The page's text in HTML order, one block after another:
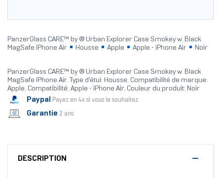
PanzerGlass CARE™ by ® Urban Explorer Case Smokey w. Black
MagSafe iPhone Air
Housse Apple Apple - iPhone Air Noir
PanzerGlass CARE™ by ® Urban Explorer Case Smokey w. Black
MagSafe iPhone Air. Type d'étui: Housse, Compatibilité de marque:
Apple, Compatibilité: Apple - iPhone Air, Couleur du produit: Noir
Paypal Payez en 4x si vous le souhaitez
Garantie 2 ans
DESCRIPTION